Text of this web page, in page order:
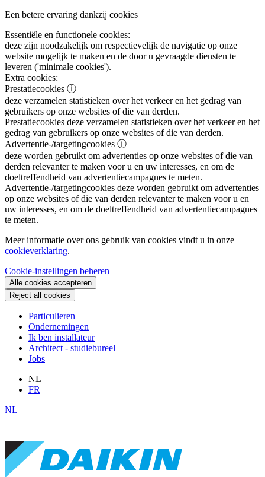
Een betere ervaring dankzij cookies
Essentiële en functionele cookies:
deze zijn noodzakelijk om respectievelijk de navigatie op onze
website mogelijk te maken en de door u gevraagde diensten te
leveren ('minimale cookies').
Extra cookies:
Prestatiecookies ⓘ
deze verzamelen statistieken over het verkeer en het gedrag van
gebruikers op onze websites of die van derden.
Prestatiecookies deze verzamelen statistieken over het verkeer en het
gedrag van gebruikers op onze websites of die van derden.
Advertentie-/targetingcookies ⓘ
deze worden gebruikt om advertenties op onze websites of die van
derden relevanter te maken voor u en uw interesses, en om de
doeltreffendheid van advertentiecampagnes te meten.
Advertentie-/targetingcookies deze worden gebruikt om advertenties
op onze websites of die van derden relevanter te maken voor u en
uw interesses, en om de doeltreffendheid van advertentiecampagnes
te meten.
Meer informatie over ons gebruik van cookies vindt u in onze
cookieverklaring.
Cookie-instellingen beheren
Alle cookies accepteren
Reject all cookies
Particulieren
Ondernemingen
Ik ben installateur
Architect - studiebureel
Jobs
NL
FR
NL